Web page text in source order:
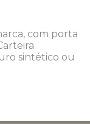
com porta
sintético ou